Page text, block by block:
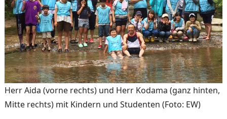
Herr Aida (vorne rechts) und Herr Kodama (ganz hinten,
Mitte rechts) mit Kindern und Studenten (Foto: EW)